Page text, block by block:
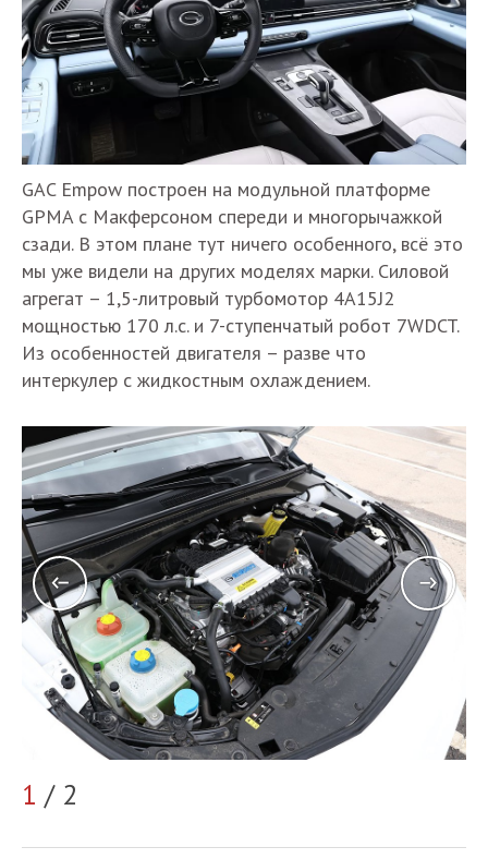
GAC Empow построен на модульной платформе
GPMA с Макферсоном спереди и многорычажкой
сзади. В этом плане тут ничего особенного, всё это
мы уже видели на других моделях марки. Силовой
агрегат – 1,5-литровый турбомотор 4A15J2
мощностью 170 л.с. и 7-ступенчатый робот 7WDCT.
Из особенностей двигателя – разве что
интеркулер с жидкостным охлаждением.
1 / 2